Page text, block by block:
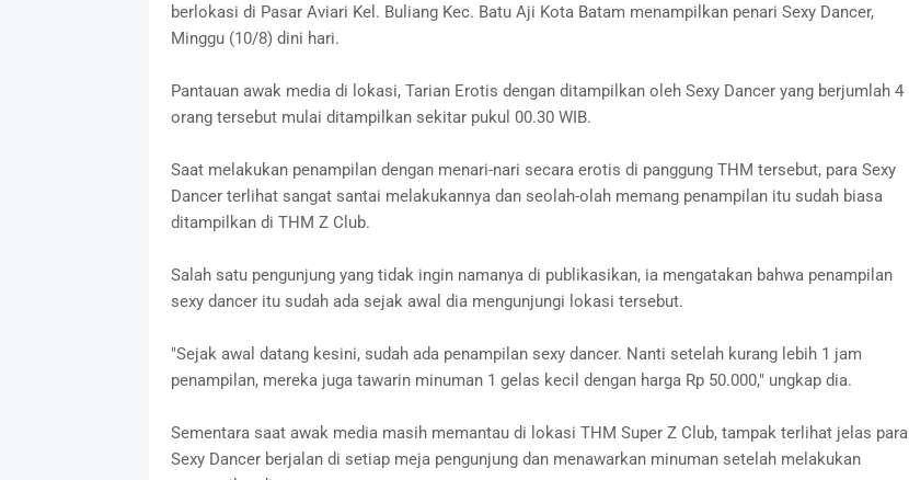
berlokasi di Pasar Aviari Kel. Buliang Kec. Batu Aji Kota Batam menampilkan penari Sexy Dancer,
Minggu (10/8) dini hari.
Pantauan awak media di lokasi, Tarian Erotis dengan ditampilkan oleh Sexy Dancer yang berjumlah 4
orang tersebut mulai ditampilkan sekitar pukul 00.30 WIB.
Saat melakukan penampilan dengan menari-nari secara erotis di panggung THM tersebut, para Sexy
Dancer terlihat sangat santai melakukannya dan seolah-olah memang penampilan itu sudah biasa
ditampilkan di THM Z Club.
Salah satu pengunjung yang tidak ingin namanya di publikasikan, ia mengatakan bahwa penampilan
sexy dancer itu sudah ada sejak awal dia mengunjungi lokasi tersebut.
"Sejak awal datang kesini, sudah ada penampilan sexy dancer. Nanti setelah kurang lebih 1 jam
penampilan, mereka juga tawarin minuman 1 gelas kecil dengan harga Rp 50.000," ungkap dia.
Sementara saat awak media masih memantau di lokasi THM Super Z Club, tampak terlihat jelas para
Sexy Dancer berjalan di setiap meja pengunjung dan menawarkan minuman setelah melakukan